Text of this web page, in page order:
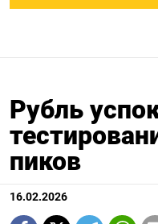
Рубль
пиков
16.02.2026